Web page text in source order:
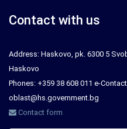
Contact with us
Address: Haskovo, pk. 6300 5
Haskovo
Phones: +359 38 608 011 e-
oblast@hs.government.bg
Contact form